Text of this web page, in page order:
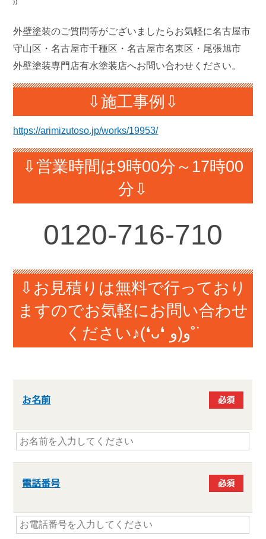
⁾⁾
外壁塗装のご質問等がございましたらお気軽に名古屋市
守山区・名古屋市千種区・名古屋市名東区・尾張旭市
外壁塗装専門店有水塗装店へお問い合わせください。
⇩施工事例⇩
https://arimizutoso.jp/works/19953/
⇩営業時間は9時00分～17時00
分⇩
0120-716-710
⇩お見積りは無料で行っており
ますのでお気軽にお問い合わせ
ください♪(❛ᴗ❛ و(و˚˙
お名前 必須
電話番号 必須